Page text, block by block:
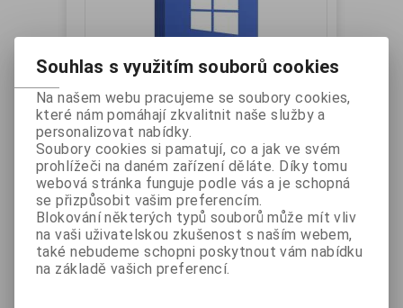
Microsoft Windows® 10 IoT
Enterprise 2021 Entry
Výrobce:Microsoft
Katalogové číslo:
W10IOTE2021
Záruka (měsíců):24 Dostupnost: skladem
Operační systém Microsoft Windows® 10 IoT
Enterprise 2021 ENTRY vhodný pro zařízení s
procesory Intel J1900. J4125, J6412.
Vaše cena bez DPH:
Souhlas s využitím souborů cookies
Na našem webu pracujeme se soubory cookies,
které nám pomáhají zkvalitnit naše služby a
personalizovat nabídky.
Soubory cookies si pamatují, co a jak ve svém
prohlížeči na daném zařízení děláte. Díky tomu
webová stránka funguje podle vás a je schopná
se přizpůsobit vašim preferencím.
Blokování některých typů souborů může mít vliv
na vaši uživatelskou zkušenost s naším webem,
také nebudeme schopni poskytnout vám nabídku
na základě vašich preferencí.